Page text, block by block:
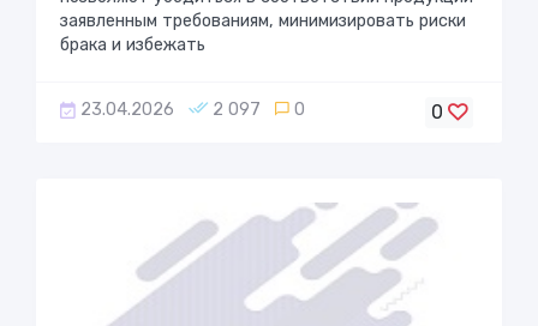
заявленным требованиям, минимизировать риски
брака и избежать
23.04.2026 2 097 0 0